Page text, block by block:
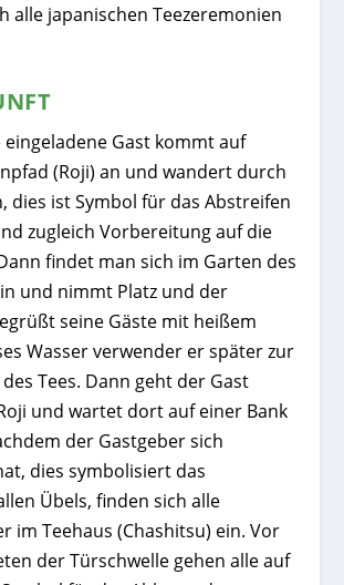
alle japanischen Teezeremonien
eingeladene Gast kommt auf
(Roji) an und wandert durch
dies ist Symbol für das Abstreifen
zugleich Vorbereitung auf die
findet man sich im Garten des
und nimmt Platz und der
seine Gäste mit heißem
Wasser verwender er später zur
Tees. Dann geht der Gast
und wartet dort auf einer Bank
der Gastgeber sich
dies symbolisiert das
Übels, finden sich alle
im Teehaus (Chashitsu) ein. Vor
der Türschwelle gehen alle auf